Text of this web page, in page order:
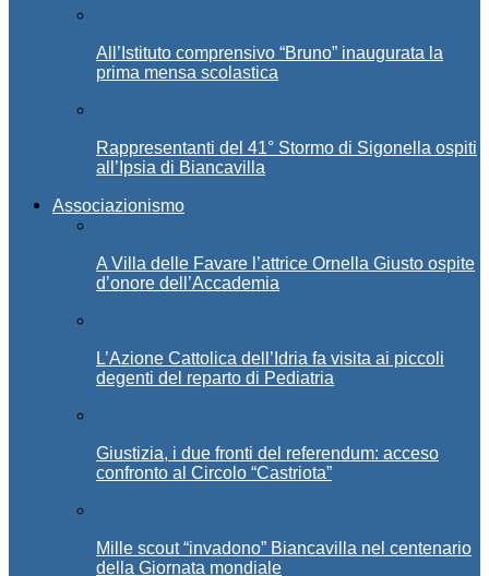
All’Istituto comprensivo “Bruno” inaugurata la
prima mensa scolastica
Rappresentanti del 41° Stormo di Sigonella ospiti
all’Ipsia di Biancavilla
Associazionismo
A Villa delle Favare l’attrice Ornella Giusto ospite
d’onore dell’Accademia
L’Azione Cattolica dell’Idria fa visita ai piccoli
degenti del reparto di Pediatria
Giustizia, i due fronti del referendum: acceso
confronto al Circolo “Castriota”
Mille scout “invadono” Biancavilla nel centenario
della Giornata mondiale